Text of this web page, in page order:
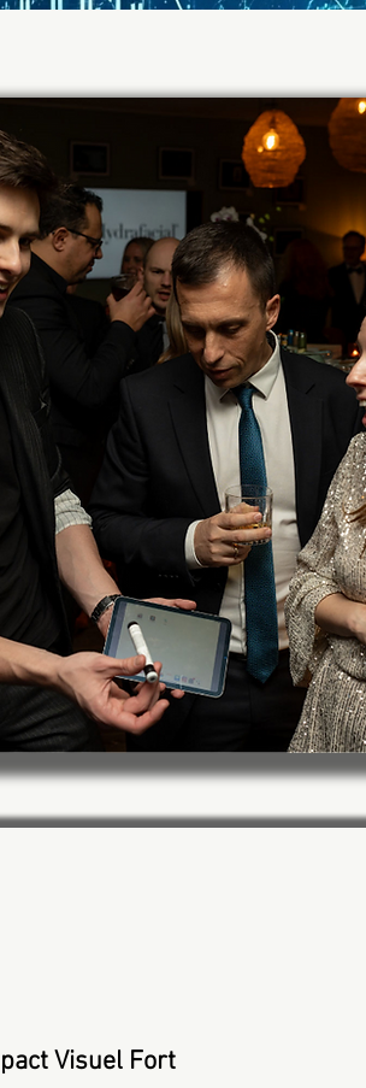
Visuel Fort